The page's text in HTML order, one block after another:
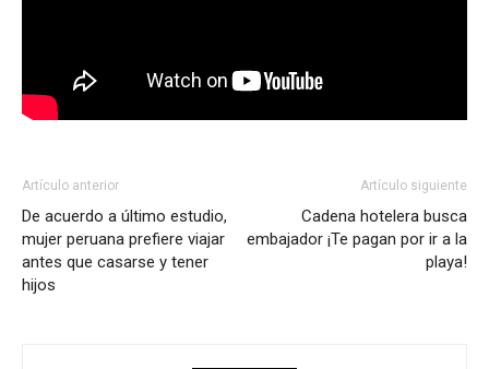
Artículo anterior
De acuerdo a último estudio,
mujer peruana prefiere viajar
antes que casarse y tener
hijos
Artículo siguiente
Cadena hotelera busca
embajador ¡Te pagan por ir a la
playa!